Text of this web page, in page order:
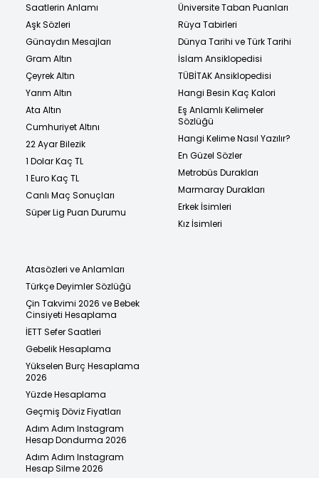
Saatlerin Anlamı
Aşk Sözleri
Günaydın Mesajları
Gram Altın
Çeyrek Altın
Yarım Altın
Ata Altın
Cumhuriyet Altını
22 Ayar Bilezik
1 Dolar Kaç TL
1 Euro Kaç TL
Canlı Maç Sonuçları
Süper Lig Puan Durumu
Üniversite Taban Puanları
Rüya Tabirleri
Dünya Tarihi ve Türk Tarihi
İslam Ansiklopedisi
TÜBİTAK Ansiklopedisi
Hangi Besin Kaç Kalori
Eş Anlamlı Kelimeler
Sözlüğü
Hangi Kelime Nasıl Yazılır?
En Güzel Sözler
Metrobüs Durakları
Marmaray Durakları
Erkek İsimleri
Kız İsimleri
Atasözleri ve Anlamları
Türkçe Deyimler Sözlüğü
Çin Takvimi 2026 ve Bebek
Cinsiyeti Hesaplama
İETT Sefer Saatleri
Gebelik Hesaplama
Yükselen Burç Hesaplama
2026
Yüzde Hesaplama
Geçmiş Döviz Fiyatları
Adım Adım Instagram
Hesap Dondurma 2026
Adım Adım Instagram
Hesap Silme 2026